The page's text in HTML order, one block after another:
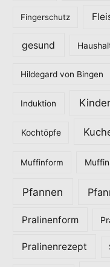
Fingerschutz
gesund
Hildegard von Bingen
Induktion Kinder
Kochtöpfe
Muffinform
Pfannen
Pralinenform
Pralinenrezept